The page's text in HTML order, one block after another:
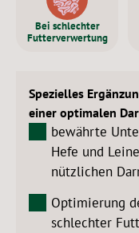
Bei schlechter
Futterverwertung
Spezielles
einer optimalen
bewährte
Hefe und
nützlichen
Optimierung
schlechter